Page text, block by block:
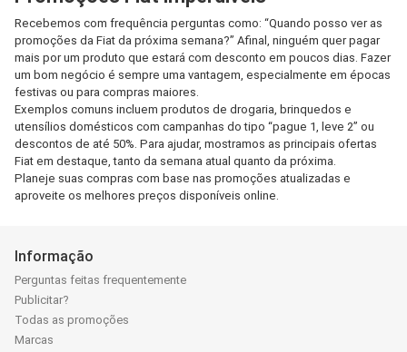
Recebemos com frequência perguntas como: “Quando posso ver as
promoções da Fiat da próxima semana?” Afinal, ninguém quer pagar
mais por um produto que estará com desconto em poucos dias. Fazer
um bom negócio é sempre uma vantagem, especialmente em épocas
festivas ou para compras maiores.
Exemplos comuns incluem produtos de drogaria, brinquedos e
utensílios domésticos com campanhas do tipo “pague 1, leve 2” ou
descontos de até 50%. Para ajudar, mostramos as principais ofertas
Fiat em destaque, tanto da semana atual quanto da próxima.
Planeje suas compras com base nas promoções atualizadas e
aproveite os melhores preços disponíveis online.
Informação
Perguntas feitas frequentemente
Publicitar?
Todas as promoções
Marcas